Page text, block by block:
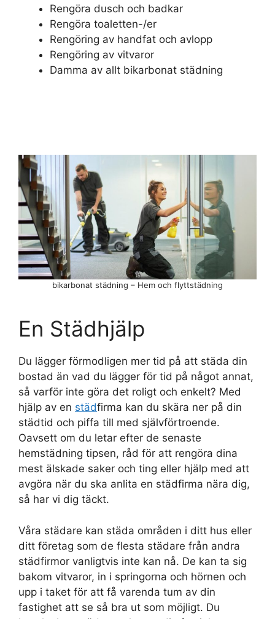
Rengöra dusch och badkar
Rengöra toaletten-/er
Rengöring av handfat och avlopp
Rengöring av vitvaror
Damma av allt bikarbonat städning
En Städhjälp
Du lägger förmodligen mer tid på att städa din
bostad än vad du lägger för tid på något annat,
så varför inte göra det roligt och enkelt? Med
hjälp av en städfirma kan du skära ner på din
städtid och piffa till med självförtroende.
Oavsett om du letar efter de senaste
hemstädning tipsen, råd för att rengöra dina
mest älskade saker och ting eller hjälp med att
avgöra när du ska anlita en städfirma nära dig,
så har vi dig täckt.
Våra städare kan städa områden i ditt hus eller
ditt företag som de flesta städare från andra
städfirmor vanligtvis inte kan nå. De kan ta sig
bakom vitvaror, in i springorna och hörnen och
upp i taket för att få varenda tum av din
fastighet att se så bra ut som möjligt. Du
bikarbonat städning – Hem och flyttstädning